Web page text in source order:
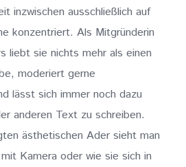
inzwischen ausschließlich auf
konzentriert. Als Mitgründerin
liebt sie nichts mehr als einen
moderiert gerne
lässt sich immer noch dazu
anderen Text zu schreiben.
ästhetischen Ader sieht man
Kamera oder wie sie sich in